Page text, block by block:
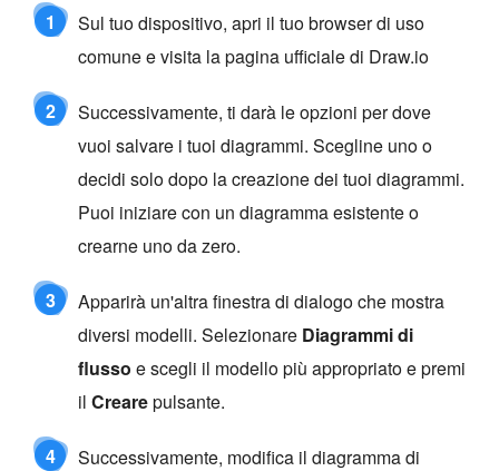
1
Sul tuo dispositivo, apri il tuo browser di uso
comune e visita la pagina ufficiale di Draw.io
2
Successivamente, ti darà le opzioni per dove
vuoi salvare i tuoi diagrammi. Scegline uno o
decidi solo dopo la creazione dei tuoi diagrammi.
Puoi iniziare con un diagramma esistente o
crearne uno da zero.
3
Apparirà un'altra finestra di dialogo che mostra
diversi modelli. Selezionare Diagrammi di
flusso e scegli il modello più appropriato e premi
il Crearepulsante.
4
Successivamente, modifica il diagramma di